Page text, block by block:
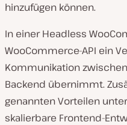
hinzufügen können.
In einer Headless
WooCommerce-API ein
Kommunikation
Backend übernimmt.
genannten Vorteilen
skalierbare Frontend-